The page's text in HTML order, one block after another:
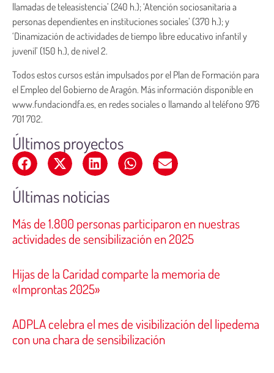
llamadas de teleasistencia’ (240 h.); ‘Atención sociosanitaria a
personas dependientes en instituciones sociales’ (370 h.); y
‘Dinamización de actividades de tiempo libre educativo infantil y
juvenil’ (150 h.), de nivel 2.
Todos estos cursos están impulsados por el Plan de Formación para
el Empleo del Gobierno de Aragón. Más información disponible en
www.fundaciondfa.es, en redes sociales o llamando al teléfono 976
701 702.
Últimos proyectos
Últimas noticias
Más de 1.800 personas participaron en nuestras
actividades de sensibilización en 2025
Hijas de la Caridad comparte la memoria de
«Improntas 2025»
ADPLA celebra el mes de visibilización del lipedema
con una chara de sensibilización